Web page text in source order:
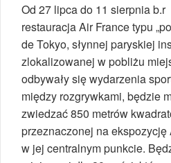
Od 27 lipca do 11 sierpnia b.r
restauracja Air France typu
de Tokyo, słynnej paryskiej
zlokalizowanej w pobliżu
odbywały się wydarzenia
między rozgrywkami, będzie
zwiedzać 850 metrów
przeznaczonej na
w jej centralnym punkcie.